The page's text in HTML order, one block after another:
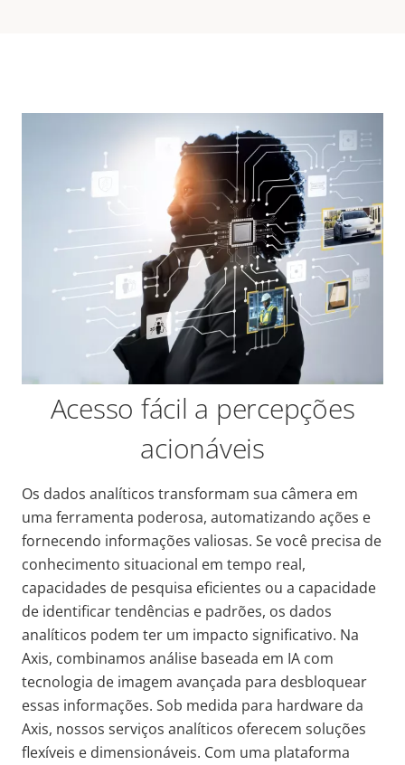
Acesso fácil a percepções
acionáveis
Os dados analíticos transformam sua câmera em
uma ferramenta poderosa, automatizando ações e
fornecendo informações valiosas. Se você precisa de
conhecimento situacional em tempo real,
capacidades de pesquisa eficientes ou a capacidade
de identificar tendências e padrões, os dados
analíticos podem ter um impacto significativo. Na
Axis, combinamos análise baseada em IA com
tecnologia de imagem avançada para desbloquear
essas informações. Sob medida para hardware da
Axis, nossos serviços analíticos oferecem soluções
flexíveis e dimensionáveis. Com uma plataforma